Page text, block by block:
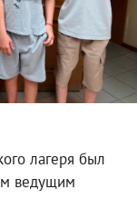
лагеря был
ведущим